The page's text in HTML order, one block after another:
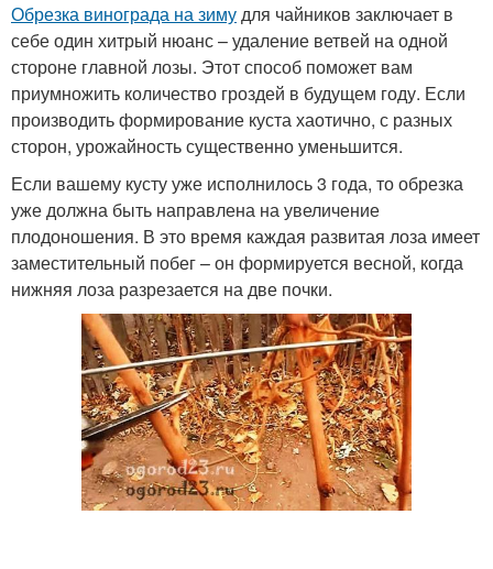
Обрезка винограда на зимудля чайников заключает в
себе один хитрый нюанс – удаление ветвей на одной
стороне главной лозы. Этот способ поможет вам
приумножить количество гроздей в будущем году. Если
производить формирование куста хаотично, с разных
сторон, урожайность существенно уменьшится.
Если вашему кусту уже исполнилось 3 года, то обрезка
уже должна быть направлена на увеличение
плодоношения. В это время каждая развитая лоза имеет
заместительный побег – он формируется весной, когда
нижняя лоза разрезается на две почки.